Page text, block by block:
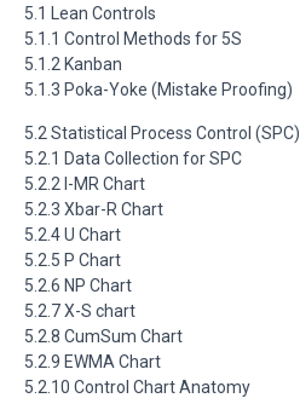
5.1 Lean Controls
5.1.1 Control Methods for 5S
5.1.2 Kanban
5.1.3 Poka-Yoke (Mistake Proofing)
5.2 Statistical Process Control (SPC)
5.2.1 Data Collection for SPC
5.2.2 I-MR Chart
5.2.3 Xbar-R Chart
5.2.4 U Chart
5.2.5 P Chart
5.2.6 NP Chart
5.2.7 X-S chart
5.2.8 CumSum Chart
5.2.9 EWMA Chart
5.2.10 Control Chart Anatomy